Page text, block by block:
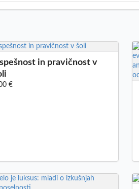
in pravičnost v
€